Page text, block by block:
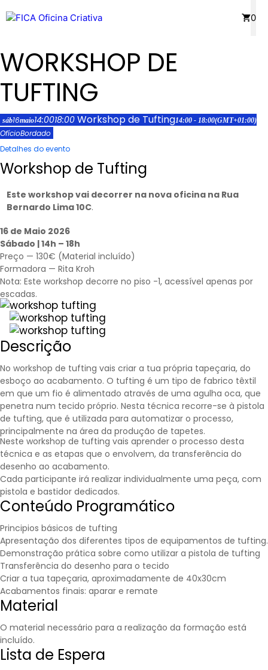
para
conteúdo
0
WORKSHOP DE
TUFTING
sáb16maio14:0018:00 Workshop de Tufting14:00 - 18:00(GMT+01:00)
OfícioBordado
Detalhes do evento
Workshop de Tufting
Este workshop vai decorrer na nova oficina na Rua
Bernardo Lima 10C.
16 de Maio 2026
Sábado | 14h – 18h
Preço — 130€ (Material incluído)
Formadora — Rita Kroh
Nota: Este workshop decorre no piso -1, acessível apenas por
escadas.
Descrição
No workshop de tufting vais criar a tua própria tapeçaria, do
esboço ao acabamento. O tufting é um tipo de fabrico têxtil
em que um fio é alimentado através de uma agulha oca, que
penetra num tecido próprio. Nesta técnica recorre-se à pistola
de tufting, que é utilizada para automatizar o processo,
principalmente na área da produção de tapetes.
Neste workshop de tufting vais aprender o processo desta
técnica e as etapas que o envolvem, da transferência do
desenho ao acabamento.
Cada participante irá realizar individualmente uma peça, com
pistola e bastidor dedicados.
Conteúdo Programático
Principios básicos de tufting
Apresentação dos diferentes tipos de equipamentos de tufting.
Demonstração prática sobre como utilizar a pistola de tufting
Transferência do desenho para o tecido
Criar a tua tapeçaria, aproximadamente de 40x30cm
Acabamentos finais: aparar e remate
Material
O material necessário para a realização da formação está
incluído.
Lista de Espera